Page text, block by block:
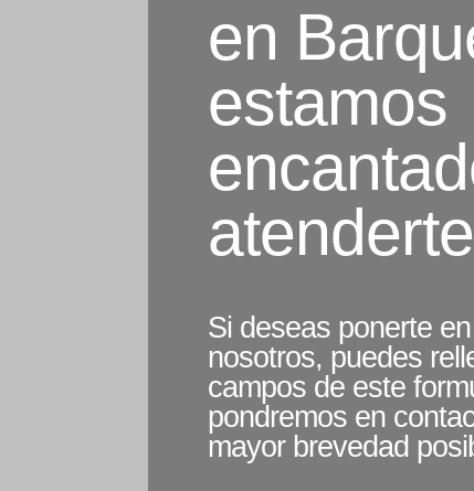
en
estamos
atenderte
Si deseas ponerte
nosotros, puedes
campos de este
pondremos en
mayor brevedad